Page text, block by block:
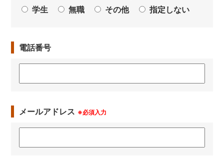
学生
無職 その他 指定しない
電話番号
メールアドレス ※必須入力